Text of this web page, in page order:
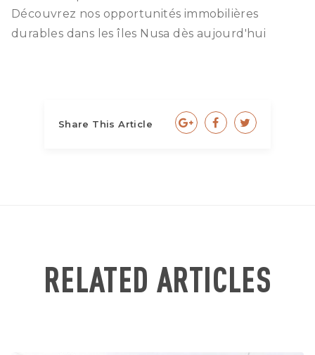
Découvrez nos opportunités immobilières
durables dans les îles Nusa dès aujourd'hui
Share This Article
RELATED ARTICLES